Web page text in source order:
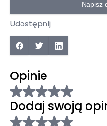
Napisz
Udostępnij
Opinie
Dodaj swoją